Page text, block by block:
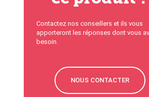
Contactez nos conseillers et ils vous
apporteront les réponses dont vous
besoin.
NOUS CONTACTER